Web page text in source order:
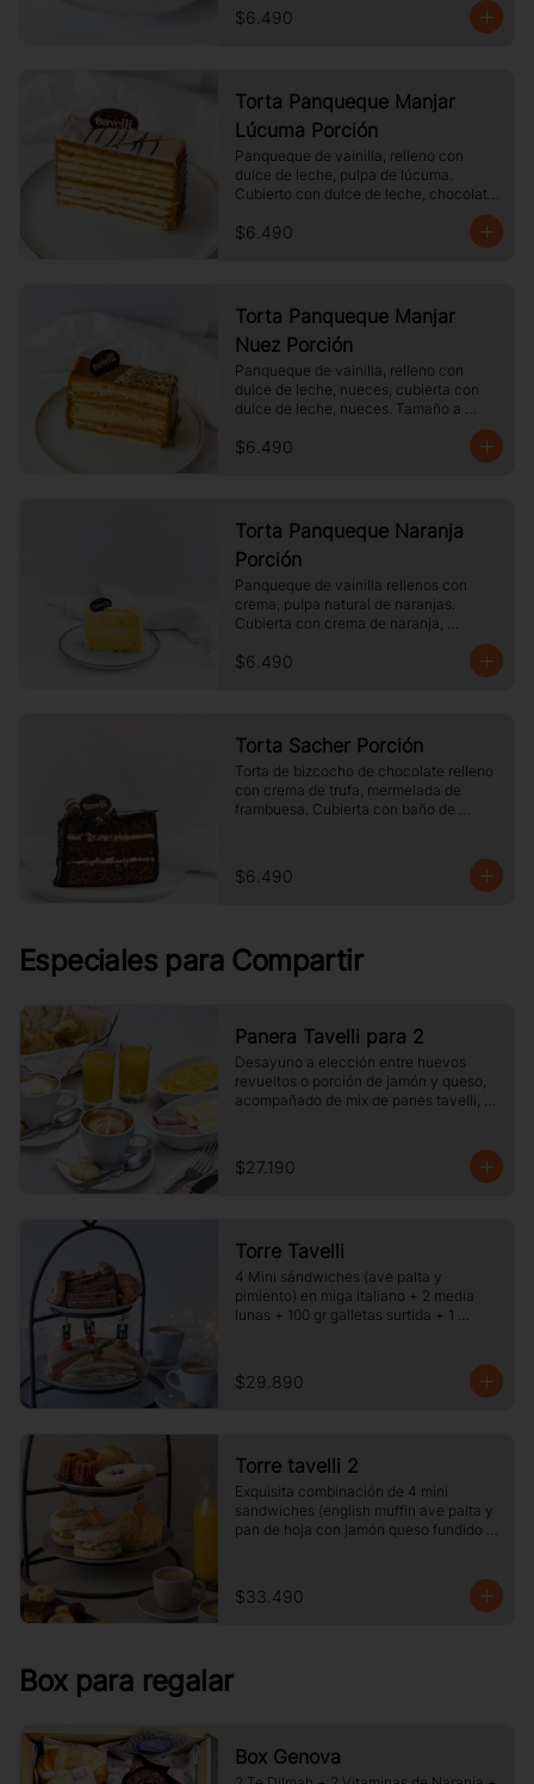
almendras laminadas tostadas.
$6.490
Torta Panqueque Manjar
Lúcuma Porción
Panqueque de vainilla, relleno con
dulce de leche, pulpa de lúcuma.
Cubierto con dulce de leche, chocolate
$6.490
Torta Panqueque Manjar
Nuez Porción
Panqueque de vainilla, relleno con
dulce de leche, nueces, cubierta con
dulce de leche, nueces. Tamaño a
$6.490
Torta Panqueque Naranja
Porción
Panqueque de vainilla rellenos con
crema, pulpa natural de naranjas.
Cubierta con crema de naranja,
$6.490
Torta Sacher Porción
Torta de bizcocho de chocolate relleno
con crema de trufa, mermelada de
frambuesa. Cubierta con baño de
$6.490
Especiales para Compartir
Panera Tavelli para 2
Desayuno a elección entre huevos
revueltos o porción de jamón y queso,
acompañado de mix de panes tavelli,
y dos café o té a elección
$27.190
Torre Tavelli
4 Mini sándwiches (ave palta y
pimiento) en miga italiano + 2 media
lunas + 100 gr galletas surtida + 1
$29.890
Torre tavelli 2
Exquisita combinación de 4 mini
sandwiches (english muffin ave palta y
pan de hoja con jamón queso fundido
jugos pequeños.
$33.490
Box para regalar
Box Genova